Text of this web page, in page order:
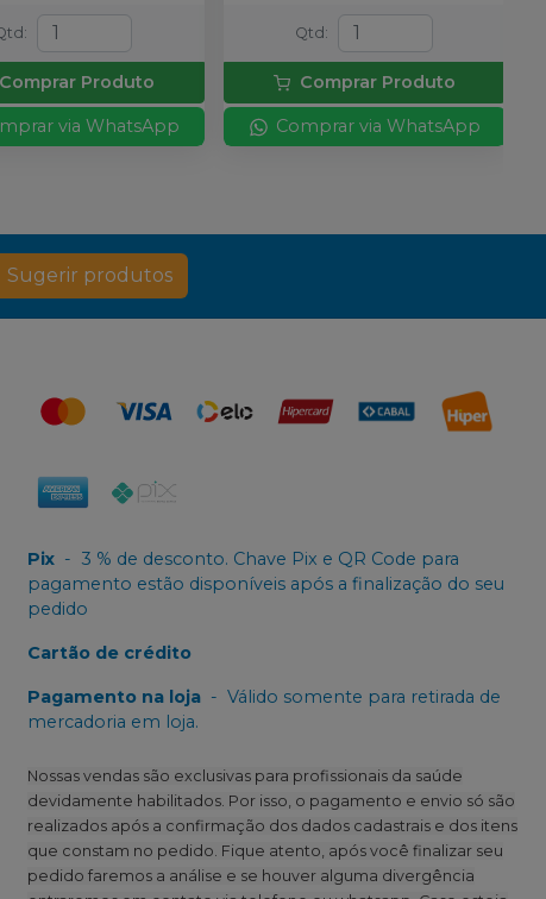
:
Comprar Produto
via WhatsApp
Qtd :
Comprar Produto
Comprar via WhatsApp
Sugerir produtos
Pix - 3 % de desconto. Chave Pix e QR Code para
pagamento estão disponíveis após a finalização do seu
pedido
Cartão de crédito
Pagamento na loja - Válido somente para retirada de
mercadoria em loja.
Nossas vendas são exclusivas para profissionais da saúde
devidamente habilitados. Por isso, o pagamento e envio só são
realizados após a confirmação dos dados cadastrais e dos itens
que constam no pedido. Fique atento, após você finalizar seu
pedido faremos a análise e se houver alguma divergência